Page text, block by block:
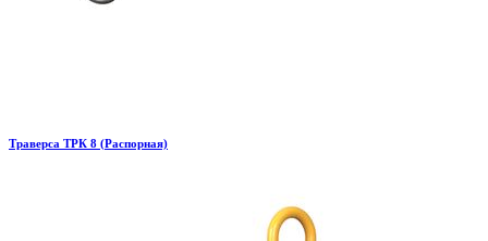
Траверса ТРК 8 (Распорная)